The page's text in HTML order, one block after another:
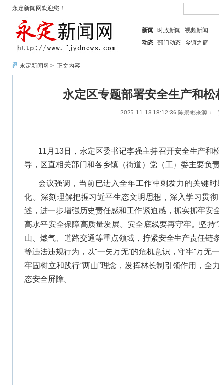
永定新闻网欢迎您！
新闻 时政新闻
视频新闻
动态 部门动态 乡镇之窗
永定新闻网 > 正文内容
永定区专题部署安全生产和
2025-11-13 18:12:36 陈景彬来源：
11月13日，永定区委书记李强主持召开安全生产和
导，区直相关部门和各乡镇（街道）党（工）委主要负
会议强调，当前已进入全年工作冲刺发力的关键
化。深刻理解把握习近平生态文明思想，深入学习贯
述，进一步增强历史责任感和工作紧迫感，抓实抓牢安
高水平安全保障高质量发展。安全底线要再守牢。坚持
山、燃气、道路交通等重点领域，拧紧安全生产责任链
等违法违规行为，以“一失万无”的危机意识，守牢“万无
牢固树立和践行“两山”理念，发挥林长制引领作用，全
态安全屏障。